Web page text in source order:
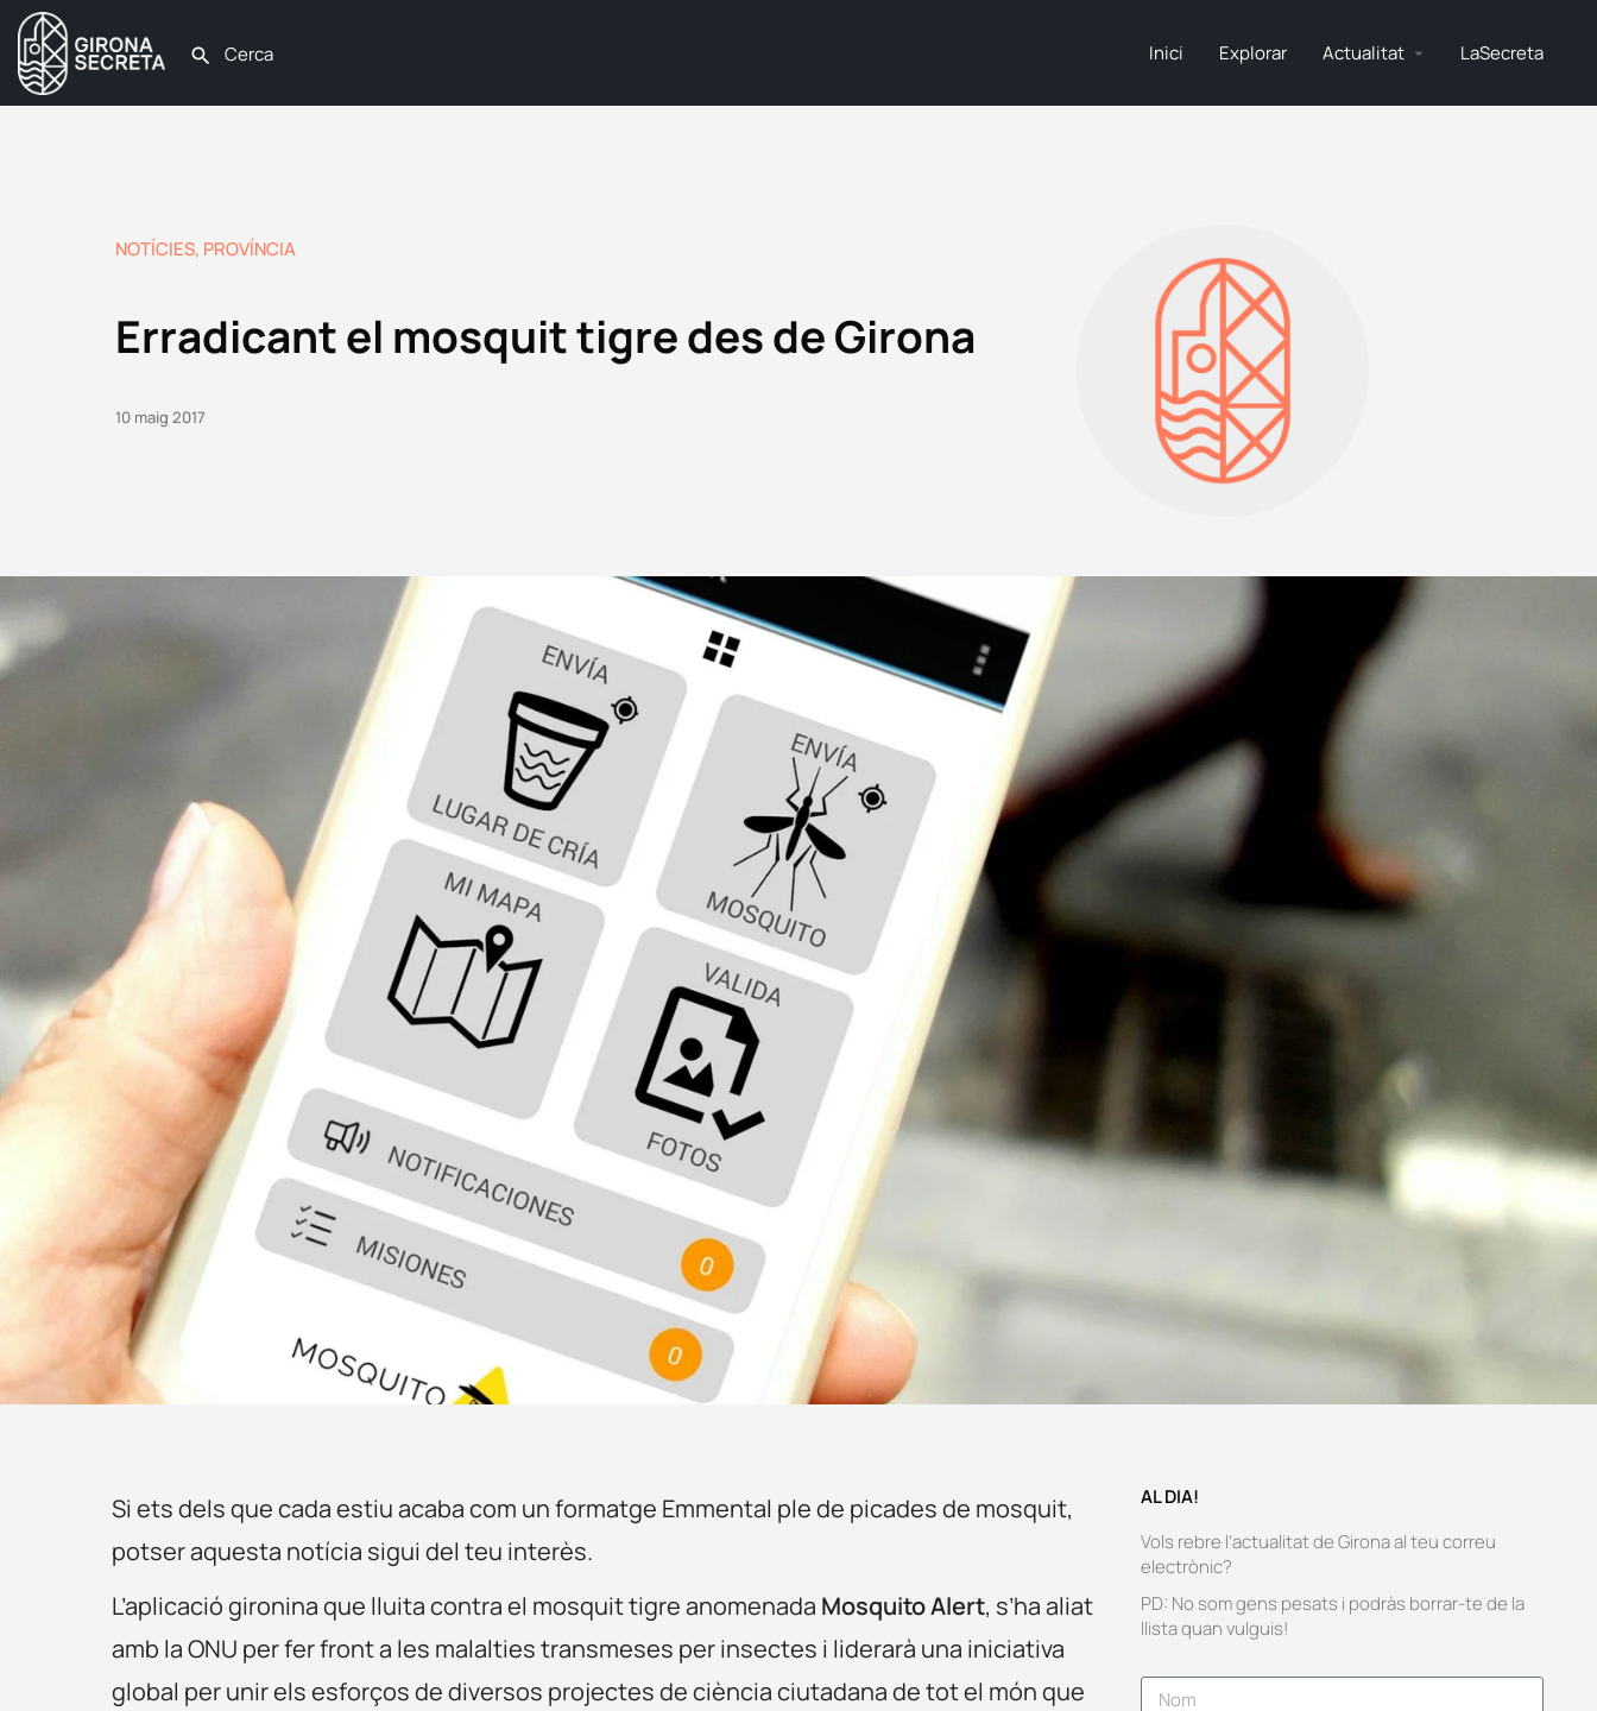
Inici Explorar Actualitat LaSecreta
NOTÍCIES, PROVÍNCIA
Erradicant el mosquit tigre des de Girona
10 maig 2017
Si ets dels que cada estiu acaba com un formatge Emmental ple de picades de mosquit,
potser aquesta notícia sigui del teu interès.
L’aplicació gironina que lluita contra el mosquit tigre anomenada Mosquito Alert, s’ha aliat
amb la ONU per fer front a les malalties transmeses per insectes i liderarà una iniciativa
global per unir els esforços de diversos projectes de ciència ciutadana de tot el món que
AL DIA!
Vols rebre l’actualitat de Girona al teu correu
electrònic?
PD: No som gens pesats i podràs borrar-te de la
llista quan vulguis!